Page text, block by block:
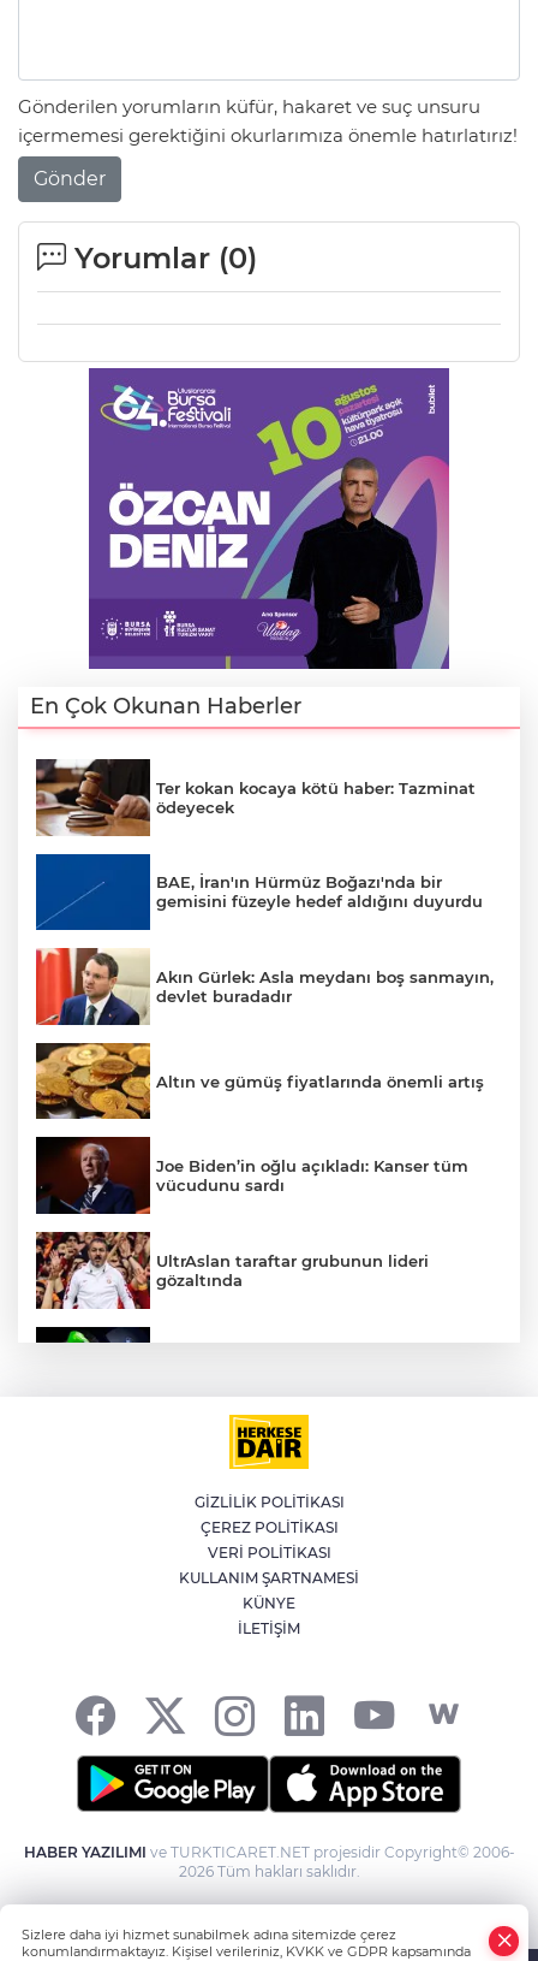
Gönderilen yorumların küfür, hakaret ve suç unsuru
içermemesi gerektiğini okurlarımıza önemle hatırlatırız!
Gönder
Yorumlar (0)
En Çok Okunan Haberler
Ter kokan kocaya kötü haber: Tazminat
ödeyecek
BAE, İran'ın Hürmüz Boğazı'nda bir
gemisini füzeyle hedef aldığını duyurdu
Akın Gürlek: Asla meydanı boş sanmayın,
devlet buradadır
Altın ve gümüş fiyatlarında önemli artış
Joe Biden’in oğlu açıkladı: Kanser tüm
vücudunu sardı
UltrAslan taraftar grubunun lideri
gözaltında
Emniyet Genel Müdürlüğü’ne 6 bin 250
yeni kadro
Öğrenci Affı düzenlemesi Resmi
Gazete'de yayımlandı
Kene vakaları için yerli ve milli aşı
GİZLİLİK POLİTİKASI
ÇEREZ POLİTİKASI
VERİ POLİTİKASI
KULLANIM ŞARTNAMESİ
KÜNYE
İLETİŞİM
HABER YAZILIMI ve TURKTICARET.NET projesidir Copyright© 2006-
2026 Tüm hakları saklıdır.
Sizlere daha iyi hizmet sunabilmek adına sitemizde çerez
konumlandırmaktayız. Kişisel verileriniz, KVKK ve GDPR kapsamında